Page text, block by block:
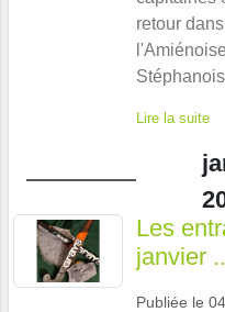
retour
Lire la suite
Les
janvier
Publiée le